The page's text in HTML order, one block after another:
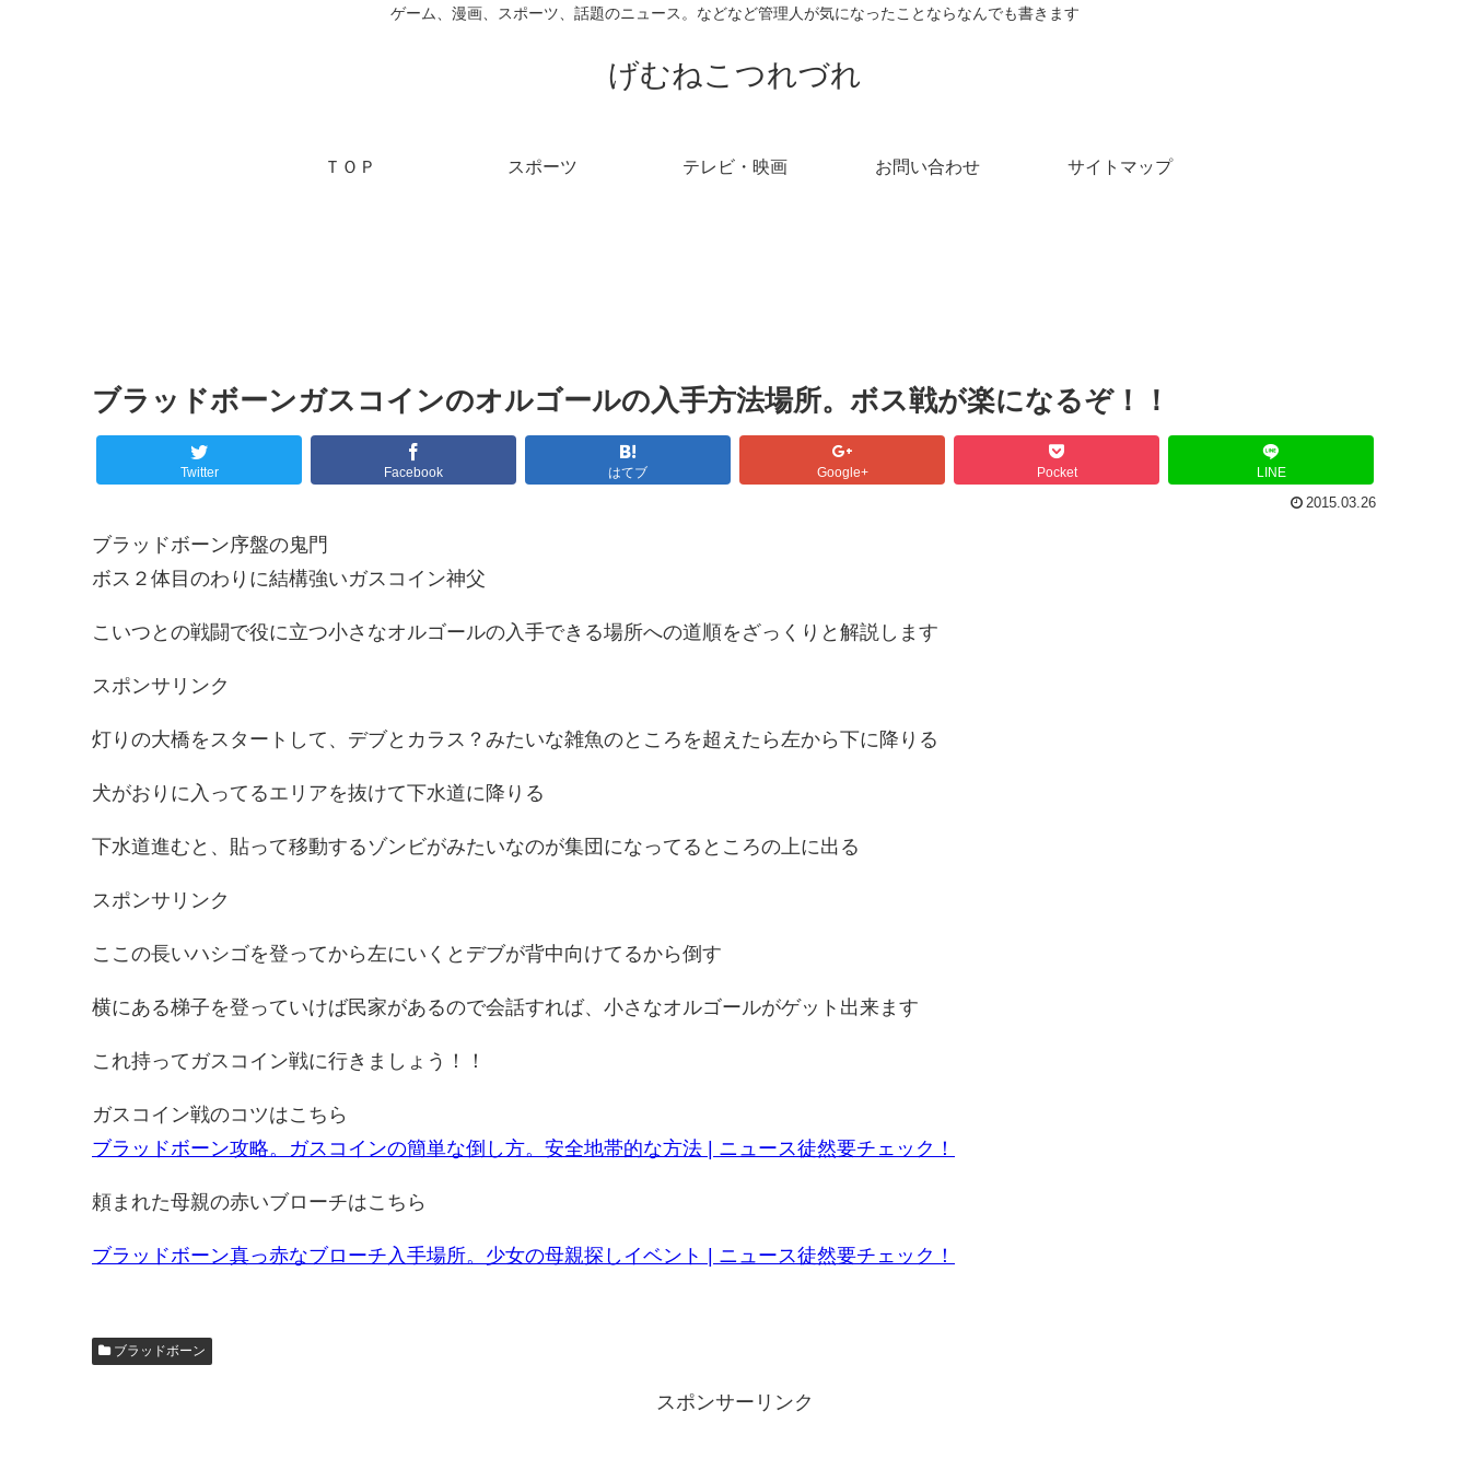
ゲーム、漫画、スポーツ、話題のニュース。などなど管理人が気になったことならなんでも書きます
げむねこつれづれ
ＴＯＰ スポーツ テレビ・映画 お問い合わせ サイトマップ
ブラッドボーンガスコインのオルゴールの入手方法場所。ボス戦が楽になるぞ！！
Twitter Facebook はてブ Google+ Pocket LINE
2015.03.26
ブラッドボーン序盤の鬼門
ボス２体目のわりに結構強いガスコイン神父
こいつとの戦闘で役に立つ小さなオルゴールの入手できる場所への道順をざっくりと解説します
スポンサリンク
灯りの大橋をスタートして、デブとカラス？みたいな雑魚のところを超えたら左から下に降りる
犬がおりに入ってるエリアを抜けて下水道に降りる
下水道進むと、貼って移動するゾンビがみたいなのが集団になってるところの上に出る
スポンサリンク
ここの長いハシゴを登ってから左にいくとデブが背中向けてるから倒す
横にある梯子を登っていけば民家があるので会話すれば、小さなオルゴールがゲット出来ます
これ持ってガスコイン戦に行きましょう！！
ガスコイン戦のコツはこちら
ブラッドボーン攻略。ガスコインの簡単な倒し方。安全地帯的な方法 | ニュース徒然要チェック！
頼まれた母親の赤いブローチはこちら
ブラッドボーン真っ赤なブローチ入手場所。少女の母親探しイベント | ニュース徒然要チェック！
ブラッドボーン
スポンサーリンク